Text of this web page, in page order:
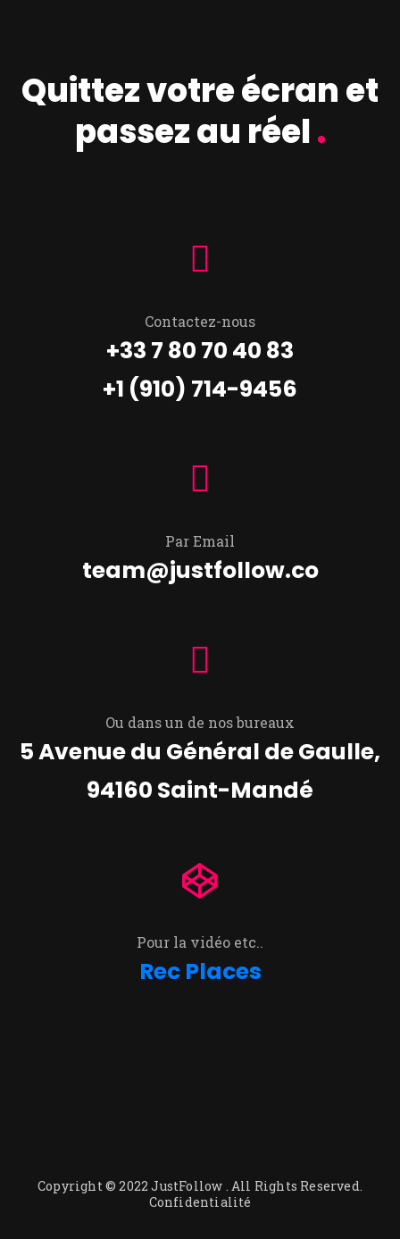
Quittez votre écran et
passez au réel.
Contactez-nous
+33 7 80 70 40 83
+1 (910) 714-9456
Par Email
team@justfollow.co
Ou dans un de nos bureaux
5 Avenue du Général de Gaulle,
94160 Saint-Mandé
Pour la vidéo etc..
Rec Places
Copyright © 2022JustFollow . All Rights Reserved.
Confidentialité